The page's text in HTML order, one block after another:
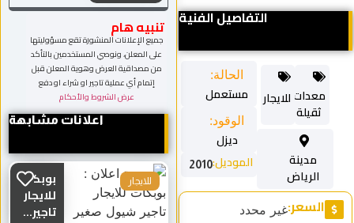
التفاصيل الفنية
الحالة:
مستعمل
الوقود:
ديزل
الموديل:2010
مدينة
الرياض
معدات
ثقيلة
للايجار
السعر:غير محدد
تنبيه هام
جميع الإعلانات المنشورة تقع مسؤوليتها
على المعلن، ونوصي المستخدمين بالتأكد
من مصداقية العرض وهوية المعلن قبل
إتمام أي عملية تاجير او شراء او دفع
عرض الشروط والأحكام
اعلانات مشابهة
بوبكات
للايجار
تاجير...
للايجار